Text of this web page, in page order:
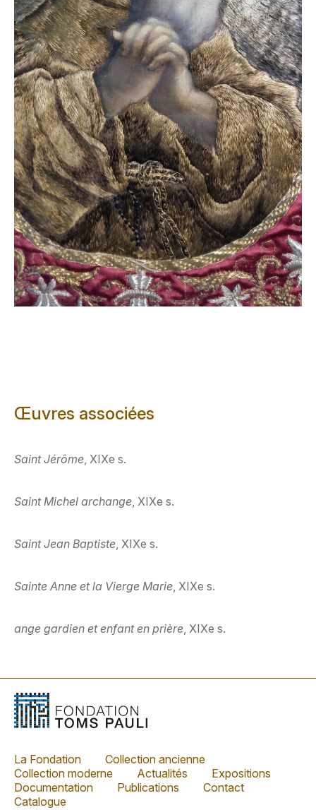
Œuvres associées
Saint Jérôme , XIXe s.
Saint Michel archange , XIXe s.
Saint Jean Baptiste , XIXe s.
Sainte Anne et la Vierge Marie , XIXe s.
ange gardien et enfant en prière , XIXe s.
La Fondation
Collection ancienne
Collection moderne
Actualités
Expositions
Documentation
Publications
Contact
Catalogue